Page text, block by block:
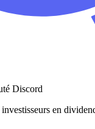
Discord
en